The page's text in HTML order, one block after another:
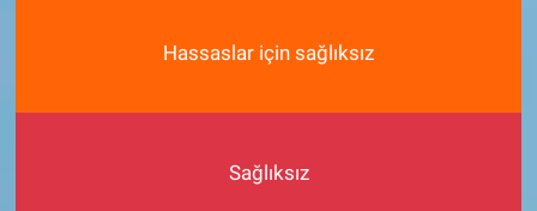
Hassaslar için sağlıksız
Sağlıksız